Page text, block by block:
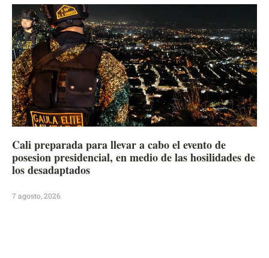
Cali preparada para llevar a cabo el evento de
posesion presidencial, en medio de las hosilidades de
los desadaptados
7 agosto, 2026